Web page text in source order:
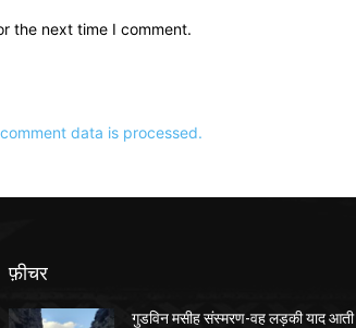
the next time I comment.
data is processed.
फ़ीचर
गुडविन मसीह संस्मरण-वह लड़की याद आती